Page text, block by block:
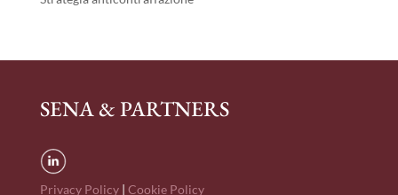
SENA & PARTNERS
Privacy Policy| Cookie Policy